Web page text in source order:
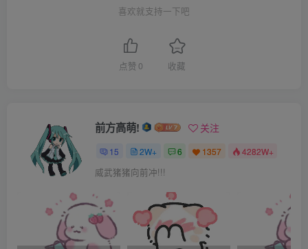
我发现自己竟然不能忘记这个与我交谈不足20句的男
人 su0011u0017u0001xJj,z|
借着公司付给我报酬的机会，我约林吃
饭 7Bsy%$u000FWPu0004
他来了，带着公事公办的表情 g#C31u0011u0003bfu0003
bu001DOTN
你相不相信我会爱上你？我借着酒，大胆挑
喜欢就支持一下吧
点赞 0 收藏
前方高萌! 关注
15 2W+ 6 1357 4282W+
威武猪猪向前冲!!!